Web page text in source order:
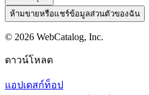
ห้ามขายหรือแชร์ข้อมูลส่วนตัวของฉัน
© 2026 WebCatalog, Inc.
ดาวน์โหลด
แอปเดสก์ท็อป